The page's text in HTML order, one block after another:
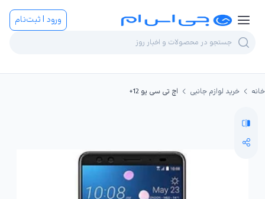
ورود | ثبت‌نام
خانه خرید لوازم جانبی اچ تی سی یو 12+